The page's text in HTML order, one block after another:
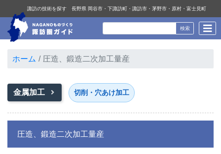
諏訪の技術を探す 長野県 岡谷市・下諏訪町・諏訪市・茅野市・原村・富士見町
ホーム 圧造、鍛造二次加工量産
金属加工 切削・穴あけ加工
圧造、鍛造二次加工量産